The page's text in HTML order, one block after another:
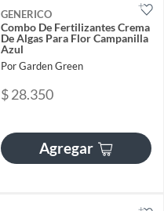
GENERICO
Combo De Fertilizantes Crema
De Algas Para Flor Campanilla
Azul
Por Garden Green
$ 28.350
Agregar